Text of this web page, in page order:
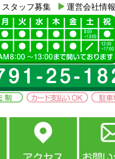
スタッフ募集 運営会社情報